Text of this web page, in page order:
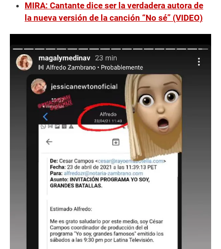
MIRA: Cantante dice ser la verdadera autora de
la nueva versión de la canción “No sé” (VIDEO)